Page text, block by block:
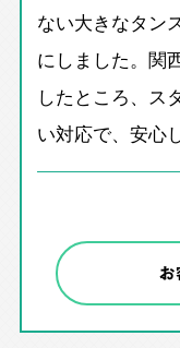
ない大きなタン
にしました。関
したところ、ス
い対応で、安心
お